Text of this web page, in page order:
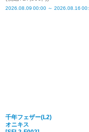
2026.08.09 00:00 ～ 2026.08.16
千年フェザー(L2)
オニキス